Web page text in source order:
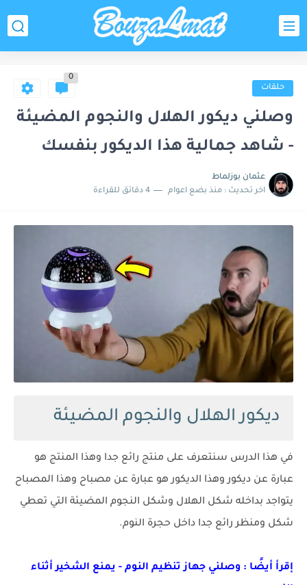
حلقات
0
وصلني ديكور الهلال والنجوم المضيئة
- شاهد جمالية هذا الديكور بنفسك
عثمان بوزلماط
اخر تحديث : منذ بضع اعوام 4 دقائق للقراءة
ديكور الهلال والنجوم المضيئة
في هذا الدرس سنتعرف على منتج رائع جدا وهذا المنتج هو
عبارة عن ديكور وهذا الديكور هو عبارة عن مصباح وهذا المصباح
يتواجد بداخله شكل الهلال وشكل النجوم المضيئة التي تعطي
شكل ومنظر رائع جدا داخل حجرة النوم.
إقرأ أيضًا : وصلني جهاز تنظيم النوم - يمنع الشخير أثناء